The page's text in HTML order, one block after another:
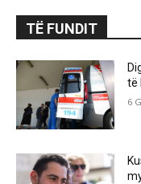
TË FUNDIT
të
6